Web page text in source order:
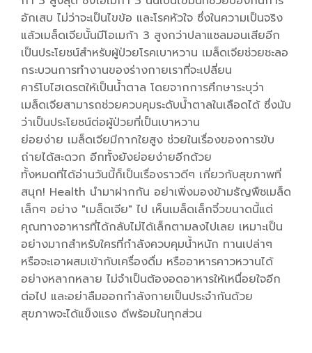
อักเสบ ไม่ว่าจะเป็นไขข้อ และโรคหัวใจ ซึ่งในความเป็นจริง
แล้วเมล็ดเจียนั้นมีโอเมก้า 3 สูงกว่าปลาแซลมอนเสียอีก
เป็นประโยชน์สำหรับผู้ป่วยโรคเบาหวาน เมล็ดเจียช่วยชะลอ
กระบวนการทำงานของร่างกายเราที่จะเปลี่ยน
คาร์โบไฮเดรตให้เป็นน้ำตาล โดยจากการศึกษาระบุว่า
เมล็ดเจียสามารถช่วยควบคุมระดับน้ำตาลในเลือดได้ ซึ่งนับ
ว่าเป็นประโยชน์ต่อผู้ป่วยที่เป็นเบาหวาน
ย่อยง่าย เมล็ดเจียมีกากใยสูง ช่วยในเรื่องของการขับ
ถ่ายได้สะดวก อีกทั้งยังย่อยง่ายอีกด้วย
ทั้งหมดที่ได้อ่านวันนี้ก็เป็นเรื่องราวดีๆ เกี่ยวกับสุขภาพที่
สนุก! Health นำมาฝากกัน อย่าเพิ่งมองข้ามธัญพืชเมล็ด
เล็กๆ อย่าง "เมล็ดเจีย" ไป เห็นเมล็ดเล็กจิ๋วขนาดนี้แต่
คุณทางอาหารที่ได้กลับไม่ได้เล็กตามลงไปเลย เหมาะเป็น
อย่างมากสำหรับใครที่กำลังควบคุมน้ำหนัก ทานเปล่าๆ
หรือจะเอาผสมเข้ากับเครื่องดื่ม หรืออาหารคาวหวานได้
อย่างหลากหลาย ไม่จำเป็นต้องอดอาหารให้เหนื่อยใจอีก
ต่อไป และอย่าลืมออกกำลังกายเป็นประจำกันด้วย
สุขภาพจะได้แข็งแรง ดีพร้อมในทุกส่วน